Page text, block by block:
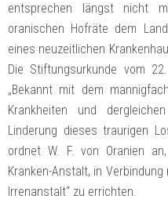
entsprechen längst nicht
oranischen Hofräte dem
eines neuzeitlichen
Die Stiftungsurkunde vom
„Bekannt mit dem
Krankheiten und
Linderung dieses traurigen
ordnet W. F. von Oranien
Kranken-Anstalt, in
Irrenanstalt“ zu errichten.